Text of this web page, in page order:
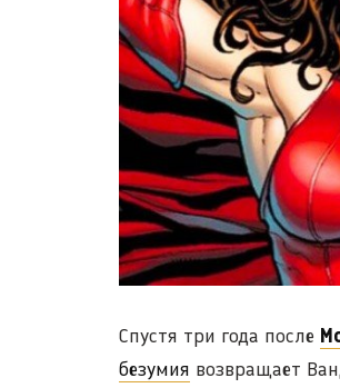
Спустя три года после
безумия возвращает